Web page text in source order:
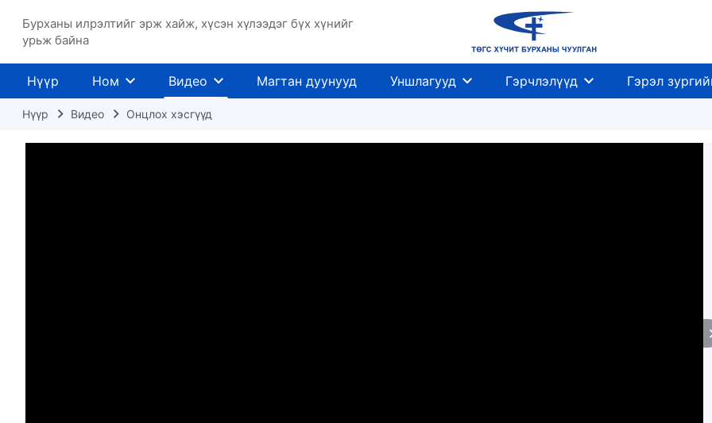
Бурханы илрэлтийг эрж хайж, хүсэн хүлээдэг бүх хүнийг
урьж байна
Нүүр Ном Видео Магтан дуунууд Уншлагууд Гэрчлэлүүд Гэрэл
Нүүр Видео Онцлох хэсгүүд